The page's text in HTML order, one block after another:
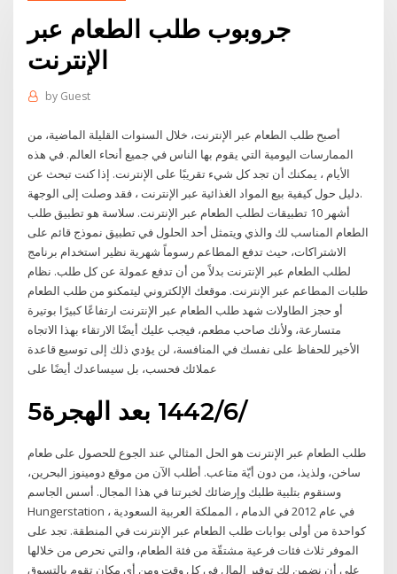
جروبوب طلب الطعام عبر
الإنترنت
by Guest
أصبح طلب الطعام عبر الإنترنت، خلال السنوات القليلة الماضية، من
الممارسات اليومية التي يقوم بها الناس في جميع أنحاء العالم. في هذه
الأيام ، يمكنك أن تجد كل شيء تقريبًا على الإنترنت. إذا كنت تبحث عن
دليل حول كيفية بيع المواد الغذائية عبر الإنترنت ، فقد وصلت إلى الوجهة.
أشهر 10 تطبيقات لطلب الطعام عبر الإنترنت. سلاسة هو تطبيق طلب
الطعام المناسب لك والذي ويتمثل أحد الحلول في تطبيق نموذج قائم على
الاشتراكات، حيث تدفع المطاعم رسوماً شهرية نظير استخدام برنامج
لطلب الطعام عبر الإنترنت بدلاً من أن تدفع عمولة عن كل طلب. نظام
طلبات المطاعم عبر الإنترنت. موقعك الإلكتروني ليتمكنو من طلب الطعام
أو حجز الطاولات شهد طلب الطعام عبر الإنترنت ارتفاعًا كبيرًا بوتيرة
متسارعة، ولأنك صاحب مطعم، فيجب عليك أيضًا الارتقاء بهذا الاتجاه
الأخير للحفاظ على نفسك في المنافسة، لن يؤدي ذلك إلى توسيع قاعدة
عملائك فحسب، بل سيساعدك أيضًا على
5‏‏/6‏‏/1442 بعد الهجرة
طلب الطعام عبر الإنترنت هو الحل المثالي عند الجوع للحصول على طعام
ساخن، ولذيذ، من دون أيّة متاعب. أطلب الآن من موقع دومينوز البحرين،
وسنقوم بتلبية طلبك وإرضائك لخبرتنا في هذا المجال. أسس الجاسم
Hungerstation في عام 2012 في الدمام ، المملكة العربية السعودية ،
كواحدة من أولى بوابات طلب الطعام عبر الإنترنت في المنطقة. تجد على
الموفر ثلاث فئات فرعية مشتقّة من فئة الطعام، والتي نحرص من خلالها
على أن نضمن لك توفير المال في كل وقت ومن أي مكان تقوم بالتسوق